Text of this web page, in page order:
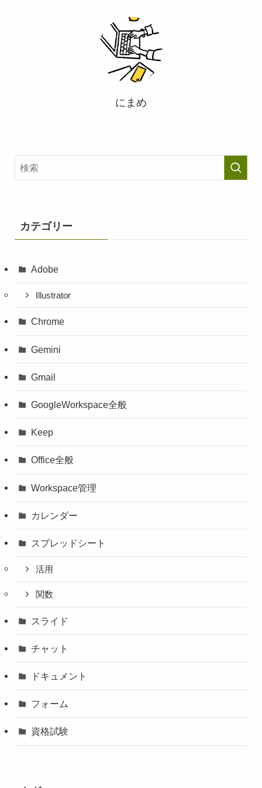
にまめ
カテゴリー
Adobe
Illustrator
Chrome
Gemini
Gmail
GoogleWorkspace全般
Keep
Office全般
Workspace管理
カレンダー
スプレッドシート
活用
関数
スライド
チャット
ドキュメント
フォーム
資格試験